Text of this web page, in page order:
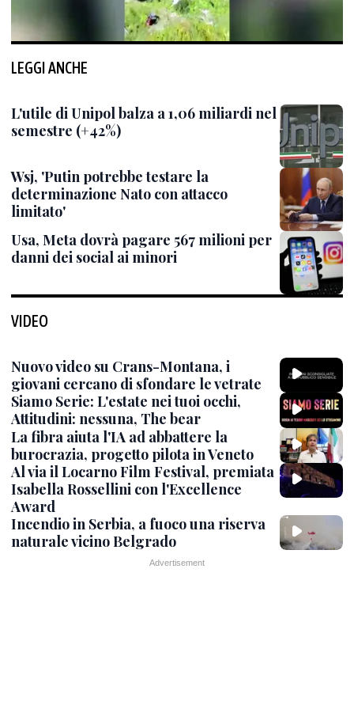
LEGGI ANCHE
L'utile di Unipol balza a 1,06 miliardi nel
semestre (+42%)
Wsj, 'Putin potrebbe testare la
determinazione Nato con attacco
limitato'
Usa, Meta dovrà pagare 567 milioni per
danni dei social ai minori
VIDEO
Nuovo video su Crans-Montana, i
giovani cercano di sfondare le vetrate
Siamo Serie: L'estate nei tuoi occhi,
Attitudini: nessuna, The bear
La fibra aiuta l'IA ad abbattere la
burocrazia, progetto pilota in Veneto
Al via il Locarno Film Festival, premiata
Isabella Rossellini con l'Excellence
Award
Incendio in Serbia, a fuoco una riserva
naturale vicino Belgrado